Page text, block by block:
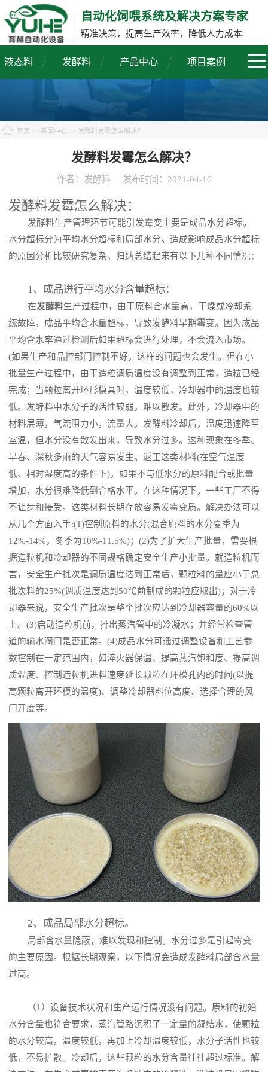
自动化饲喂系统及解决方案专家
精准决策，提高生产效率，降低人力成本
液态料 发酵料 产品中心 项目案例
首页 >> 新闻中心 >> 发酵料发霉怎么解决？
发酵料发霉怎么解决？
作者：发酵料 发布时间：2021-04-16
发酵料发霉怎么解决：
发酵料生产管理环节可能引发霉变主要是成品水分超标。
水分超标分为平均水分超标和局部水分。造成影响成品水分超标
的原因分析比较研究复杂，归纳总结起来有以下几种不同情况：
1、成品进行平均水分含量超标：
在发酵料生产过程中，由于原料含水量高，干燥或冷却系
统故障，成品平均含水量超标，导致发酵料早期霉变。因为成品
平均含水率通过检测后如果超标会进行处理，不会流入市场。
(如果生产和品控部门控制不好，这样的问题也会发生。但在小
批量生产过程中，由于造粒调质温度没有调整到正常，造粒已经
完成；当颗粒离开环形模具时，温度较低，冷却器中的温度也较
低。发酵料中水分子的活性较弱，难以散发。此外，冷却器中的
材料层薄，气流阻力小，流量大。发酵料冷却后，温度迅速降至
室温，但水分没有散发出来，导致水分过多。这种现象在冬季、
早春、深秋多雨的天气容易发生。返工这类材料(在空气温度
低、相对湿度高的条件下)，如果不与低水分的原料配合或批量
增加，水分很难降低到合格水平。在这种情况下，一些工厂不得
不让步和接受。这类材料长期存放容易发霉变质。解决办法可以
从几个方面入手:(1)控制原料的水分(混合原料的水分夏季为
12%-14%，冬季为10%-11.5%)；(2)为了扩大生产批量，需要根
据造粒机和冷却器的不同规格确定安全生产小批量。就造粒机而
言，安全生产批次是调质温度达到正常后，颗粒料的量应小于总
批次料的25%(调质温度达到50℃前制成的颗粒应取出)；对于冷
却器来说，安全生产批次是整个批次应达到冷却器容量的60%以
上。(3)启动造粒机前，排出蒸汽管中的冷凝水；并经常检查管
道的输水阀门是否正常。(4)成品水分可通过调整设备和工艺参
数控制在一定范围内，如淬火器保温、提高蒸汽饱和度、提高调
质温度、控制造粒机进料速度延长颗粒在环模孔内的时间(以提
高颗粒离开环模的温度)、调整冷却器料位高度、选择合理的风
门开度等。
2、成品局部水分超标。
局部含水量隐蔽，难以发现和控制。水分过多是引起霉变
的主要原因。根据长期观察，以下情况会造成发酵料局部含水量
过高。
（1）设备技术状况和生产运行情况没有问题。原料的初始
水分含量也符合要求，蒸汽管路沉积了一定量的凝结水，使颗粒
的水分较高，温度较低，再加上冷却温度较低，水分子活性也较
低，不易扩散。冷却后，这些颗粒的水分含量往往超过标准。解